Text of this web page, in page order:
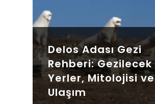
Delos Adası Gezi
Rehberi: Gezilecek
Yerler, Mitolojisi ve
Ulaşım